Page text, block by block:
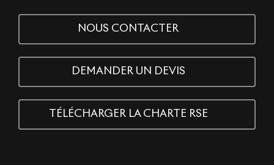
NOUS CONTACTER
DEMANDER UN DEVIS
TÉLÉCHARGER LA CHARTE RSE